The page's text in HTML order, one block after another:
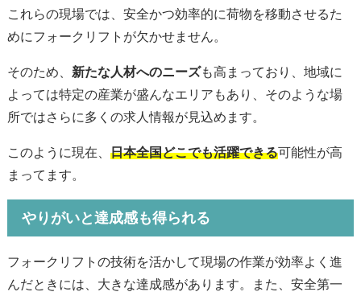
これらの現場では、安全かつ効率的に荷物を移動させるた
めにフォークリフトが欠かせません。
そのため、 新たな人材へのニーズも高まっており、地域に
よっては特定の産業が盛んなエリアもあり、そのような場
所ではさらに多くの求人情報が見込めます。
このように現在、 日本全国どこでも活躍できる可能性が高
まってます。
やりがいと達成感も得られる
フォークリフトの技術を活かして現場の作業が効率よく進
んだときには、大きな達成感があります。
また、安全第一